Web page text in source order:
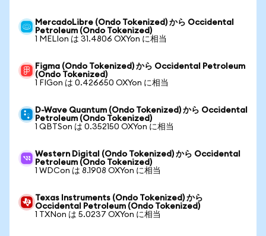
MercadoLibre (Ondo Tokenized) から Occidental
Petroleum (Ondo Tokenized)
1 MELIon は 31.4806 OXYon に相当
Figma (Ondo Tokenized) から Occidental Petroleum
(Ondo Tokenized)
1 FIGon は 0.426650 OXYon に相当
D-Wave Quantum (Ondo Tokenized) から Occidental
Petroleum (Ondo Tokenized)
1 QBTSon は 0.352150 OXYon に相当
Western Digital (Ondo Tokenized) から Occidental
Petroleum (Ondo Tokenized)
1 WDCon は 8.1908 OXYon に相当
Texas Instruments (Ondo Tokenized) から
Occidental Petroleum (Ondo Tokenized)
1 TXNon は 5.0237 OXYon に相当